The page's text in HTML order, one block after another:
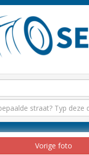
Vorige foto